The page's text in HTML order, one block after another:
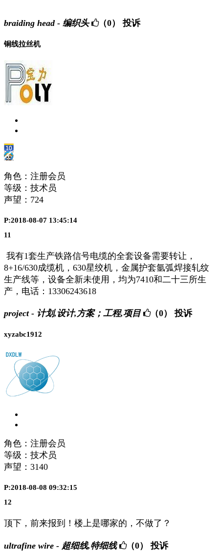
braiding head - 编织头 （0） 投诉
铜线拉丝机
角色：注册会员
等级：技术员
声望： 724
P:2018-08-07 13:45:14
11
我有1套生产铁路信号电缆的全套设备需要转让，
8+16/630成缆机，630星绞机，金属护套氩弧焊接轧纹
生产线等，设备全新未使用，均为7410和二十三所生
产，电话：13306243618
project - 计划,设计,方案；工程,项目 （0） 投诉
xyzabc1912
角色：注册会员
等级：技术员
声望： 3140
P:2018-08-08 09:32:15
12
顶下，前来报到！楼上是哪家的，不做了？
ultrafine wire - 超细线,特细线 （0） 投诉